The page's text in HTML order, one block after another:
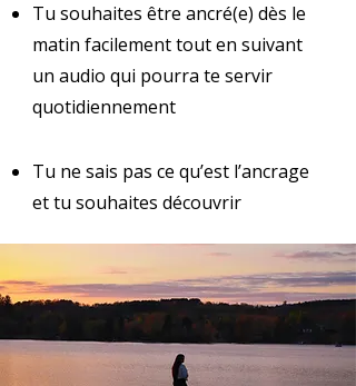
Tu souhaites être ancré(e) dès le
matin facilement tout en suivant
un audio qui pourra te servir
quotidiennement
Tu ne sais pas ce qu’est l’ancrage
et tu souhaites découvrir